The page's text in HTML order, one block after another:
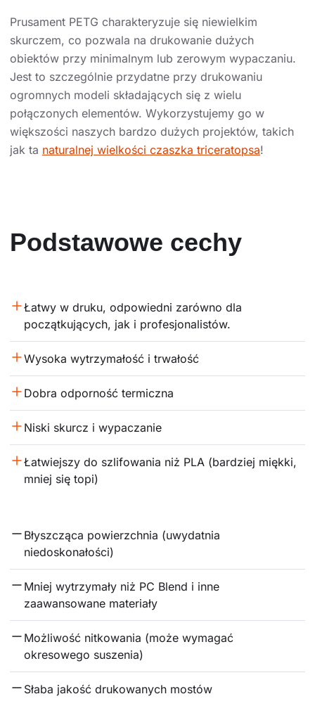
Prusament PETG charakteryzuje się niewielkim
skurczem, co pozwala na drukowanie dużych
obiektów przy minimalnym lub zerowym wypaczaniu.
Jest to szczególnie przydatne przy drukowaniu
ogromnych modeli składających się z wielu
połączonych elementów. Wykorzystujemy go w
większości naszych bardzo dużych projektów, takich
jak ta naturalnej wielkości czaszka triceratopsa!
Podstawowe cechy
Łatwy w druku, odpowiedni zarówno dla
początkujących, jak i profesjonalistów.
Wysoka wytrzymałość i trwałość
Dobra odporność termiczna
Niski skurcz i wypaczanie
Łatwiejszy do szlifowania niż PLA (bardziej miękki,
mniej się topi)
Błyszcząca powierzchnia (uwydatnia
niedoskonałości)
Mniej wytrzymały niż PC Blend i inne
zaawansowane materiały
Możliwość nitkowania (może wymagać
okresowego suszenia)
Słaba jakość drukowanych mostów